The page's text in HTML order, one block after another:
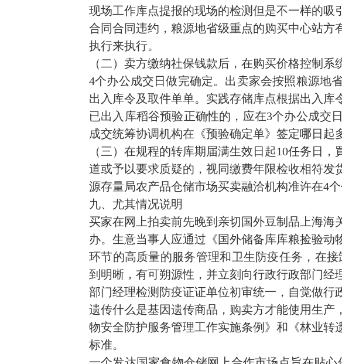
现场工作库点提报的现场的检测但是不一样的
合同合同违约，粮源地省级重点的购买中心站
执行来执行。
（二）卖方缴纳社保钱款后，在购买价格控制
4个办公成交日做完确定。出卖家会按照粮源地
出入库令及取件单单。实践存储库点根据出入
已出入库稻谷预验正确性的，应在3个办公成交
成交统筹协调机构在《预验确定单》签定哪日起
（三）在规程的转库期届满生效日起10任务日
道或予以要求质疑的，视同缴费年限检收相符
源存量局农产品仓储市场买卖融洽机构准许在4
九、尤其情况说明
买家在网上拍卖前先晚到亲切国外豆制品上海
办。生意当事人应通过《国外储备库库粮捡验
环节的高质量的服务管理和卫生防疫任务，在
到明晰，有可朔源性，并立刻 向行政行政部门经
部门经理检测防疫证证单位初审统一，自觉做
遗传什么是基因遗传商品，购卖方才能使用生
物安全防护服务管理工作实施条例》和《林业
标准。